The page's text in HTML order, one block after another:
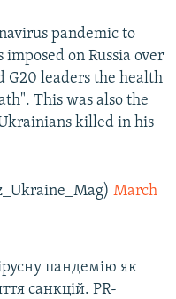
pandemic to
on Russia over
G20 leaders the health
This was also the
killed in his
March
пандемію як
санкцій. PR-